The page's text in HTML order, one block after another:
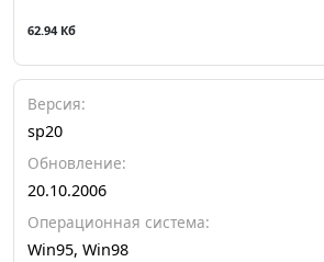
62.94 Кб
Версия:
sp20
Обновление:
20.10.2006
Операционная система:
Win95, Win98